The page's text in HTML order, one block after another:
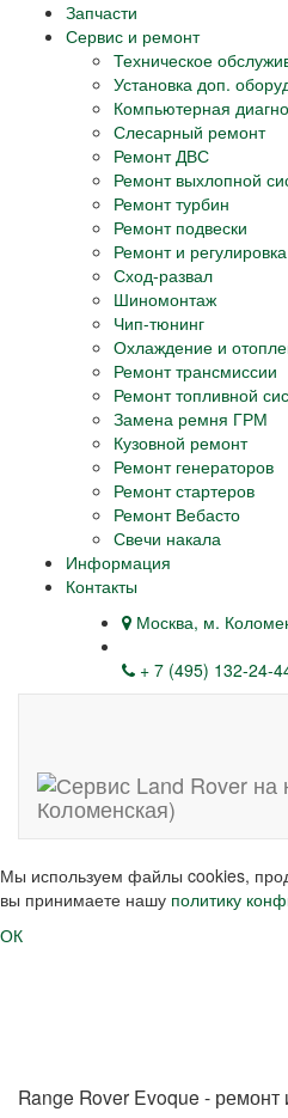
Запчасти
Сервис и ремонт
Техническое
Установка доп.
Компьютерная
Слесарный ремонт
Ремонт ДВС
Ремонт выхлопной
Ремонт турбин
Ремонт подвески
Ремонт и
Сход-развал
Шиномонтаж
Чип-тюнинг
Охлаждение и
Ремонт трансмиссии
Ремонт топливной
Замена ремня ГРМ
Кузовной ремонт
Ремонт генераторов
Ремонт стартеров
Ремонт Вебасто
Свечи накала
Информация
Контакты
Москва, м.
+ 7 (495) 132-24-
Мы используем файлы cookies,
вы принимаете нашу политику
ОК
Range Rover Evoque -